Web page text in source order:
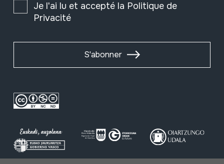
Je l'ai lu et accepté la Politique de
Privacité
S'abonner